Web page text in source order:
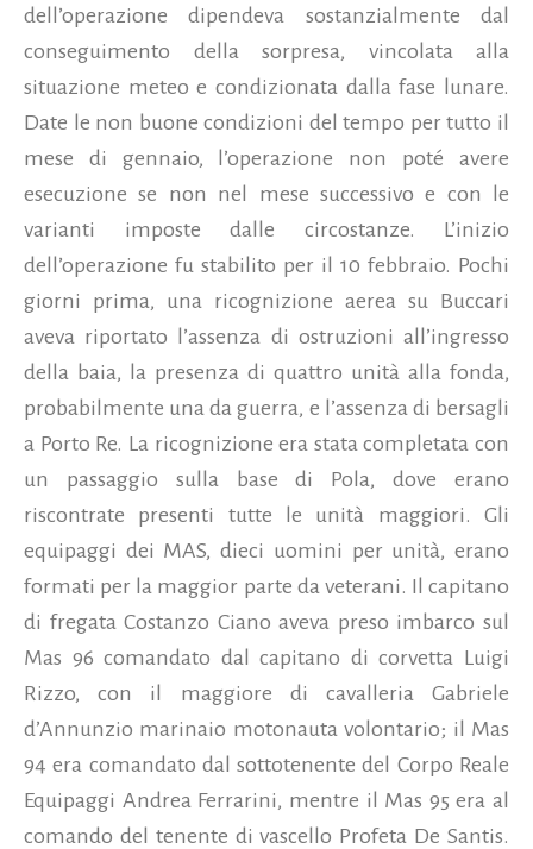
dell’operazione dipendeva sostanzialmente dal
conseguimento della sorpresa, vincolata alla
situazione meteo e condizionata dalla fase lunare.
Date le non buone condizioni del tempo per tutto il
mese di gennaio, l’operazione non poté avere
esecuzione se non nel mese successivo e con le
varianti imposte dalle circostanze. L’inizio
dell’operazione fu stabilito per il 10 febbraio. Pochi
giorni prima, una ricognizione aerea su Buccari
aveva riportato l’assenza di ostruzioni all’ingresso
della baia, la presenza di quattro unità alla fonda,
probabilmente una da guerra, e l’assenza di bersagli
a Porto Re. La ricognizione era stata completata con
un passaggio sulla base di Pola, dove erano
riscontrate presenti tutte le unità maggiori. Gli
equipaggi dei MAS, dieci uomini per unità, erano
formati per la maggior parte da veterani. Il capitano
di fregata Costanzo Ciano aveva preso imbarco sul
Mas 96 comandato dal capitano di corvetta Luigi
Rizzo, con il maggiore di cavalleria Gabriele
d’Annunzio marinaio motonauta volontario; il Mas
94 era comandato dal sottotenente del Corpo Reale
Equipaggi Andrea Ferrarini, mentre il Mas 95 era al
comando del tenente di vascello Profeta De Santis.